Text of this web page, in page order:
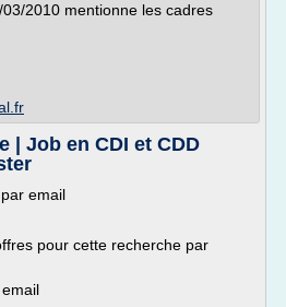
2010 mentionne les cadres
| Job en CDI et CDD
email
pour cette recherche par